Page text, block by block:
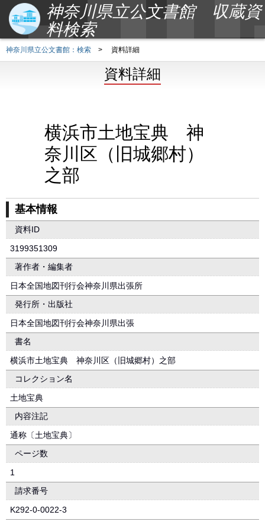
神奈川県立公文書館 収蔵資
料検索
神奈川県立公文書館：検索 > 資料詳細
資料詳細
横浜市土地宝典 神
奈川区（旧城郷村）
之部
基本情報
資料ID
3199351309
著作者・編集者
日本全国地図刊行会神奈川県出張所
発行所・出版社
日本全国地図刊行会神奈川県出張
書名
横浜市土地宝典 神奈川区（旧城郷村）之部
コレクション名
土地宝典
内容注記
通称〔土地宝典〕
ページ数
1
請求番号
K292-0-0022-3